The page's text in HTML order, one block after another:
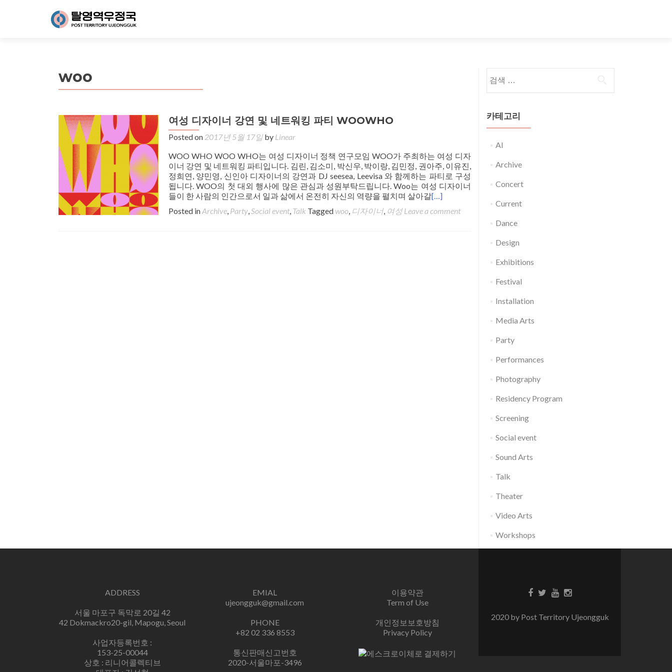
woo
여성 디자이너 강연 및 네트워킹 파티 WOOWHO
Posted on 2017년 5월 17일by Linear
WOO WHO WOO WHO는 여성 디자이너 정책 연구모임 WOO가 주최하는 여성 디자
이너 강연 및 네트워킹 파티입니다. 김린, 김소미, 박신우, 박이랑, 김민정, 권아주, 이유진,
정희연, 양민영, 신인아 디자이너의 강연과 DJ seesea, Leevisa 와 함께하는 파티로 구성
됩니다. WOO의 첫 대외 행사에 많은 관심과 성원부탁드립니다. Woo는 여성 디자이너
들이 한 사람의 인간으로서 일과 삶에서 온전히 자신의 역량을 펼치며 살아갈[…]
Posted inArchive, Party,Social event, Talk Tagged woo, 디자이너, 여성 Leave a comment
카테고리
AI
Archive
Concert
Current
Dance
Design
Exhibitions
Festival
Installation
Media Arts
Party
Performances
Photography
Residency Program
Screening
Social event
Sound Arts
Talk
Theater
Video Arts
Workshops
ADDRESS
서울 마포구 독막로 20길 42
42 Dokmackro20-gil, Mapogu, Seoul
사업자등록번호 :
153-25-00044
상호 : 리니어콜렉티브
EMIAL
ujeongguk@gmail.com
PHONE
+82 02 336 8553
통신판매신고번호
2020-서울마포-3496
이용약관
Term of Use
개인정보보호방침
Privacy Policy
2020 by Post Territory Ujeongguk